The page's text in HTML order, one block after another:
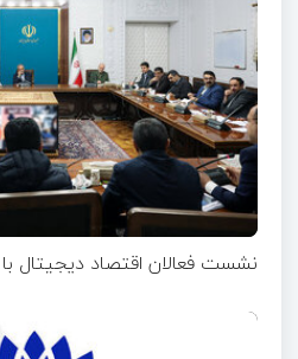
نشست فعالان اقتصاد دیجیتال